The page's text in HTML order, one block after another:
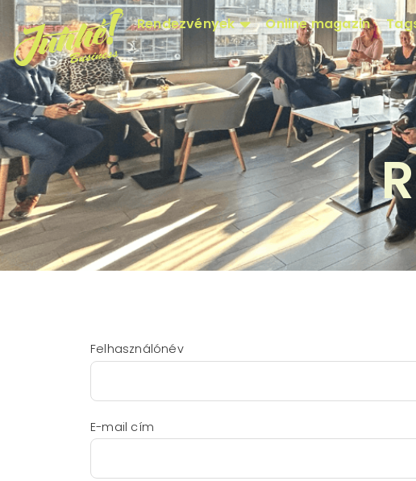
Rendezvények Online magazin
Felhasználónév
E-mail cím